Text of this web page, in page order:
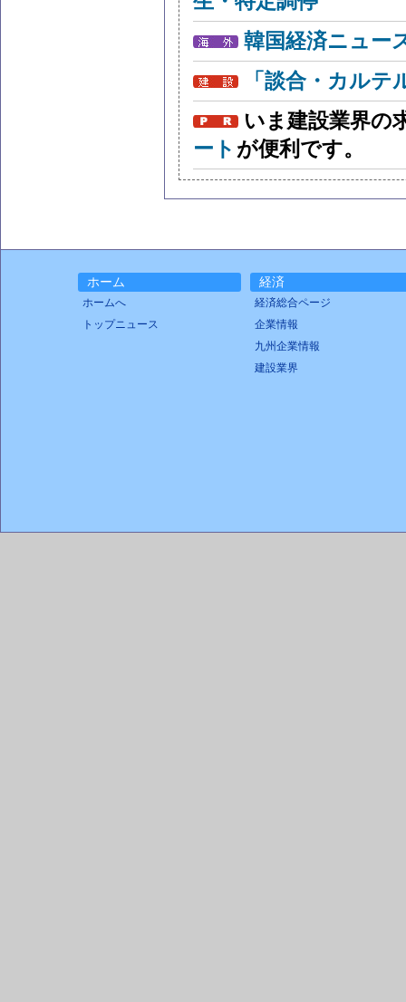
韓国経済ニュー
「談合・カル
いま建設業界の
ート が便利です。
ホーム
ホームへ
トップニュース
経済
経済総合ページ
企業情報
九州企業情報
建設業界